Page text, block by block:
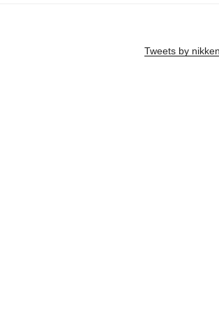
Tweets by